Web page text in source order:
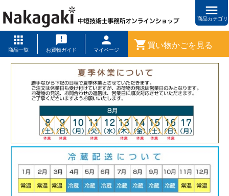
menu
商品カテゴリ
商品一覧 お買物ガイド マイページ shopping_cart 買い物かごを見る